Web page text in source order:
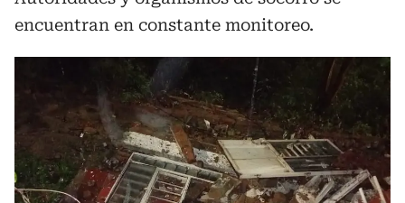
encuentran en constante monitoreo.